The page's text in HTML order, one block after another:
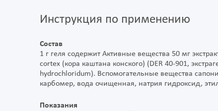
Инструкция по применению
Состав
1 г геля содержит Активные вещества 50 мг
cortex (кора каштана конского) (DER 40-901,
hydrochloridum). Вспомогательные вещества
карбомер, вода очищенная, натрия гидроксид,
Показания